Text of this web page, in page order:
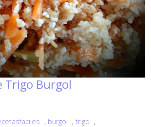
Trigo Burgol
, burgol , trigo ,